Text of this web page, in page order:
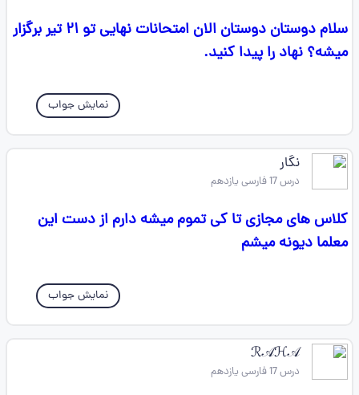
سلام دوستان دوستان الان امتحانات نهایی تو ۲۱ تیر برگزار
میشه؟ نهاد را پیدا کنید.
نمایش جواب
نگار
درس 17 فارسی یازدهم
کلاس های مجازی تا کی تموم میشه دارم از دست این
معلما دیونه میشم
نمایش جواب
ℛ𝒜ℋ𝒜
درس 17 فارسی یازدهم